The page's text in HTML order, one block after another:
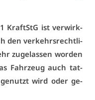
Kraft­StG ist ver­wirk­
den ver­kehrs­recht­li­
zu­ge­las­sen wor­den
Fahr­zeug auch tat­
wird oder ge­